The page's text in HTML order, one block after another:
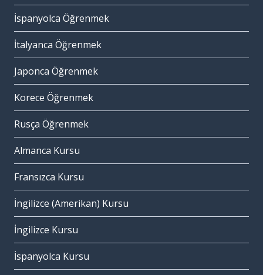
İspanyolca Öğrenmek
İtalyanca Öğrenmek
Japonca Öğrenmek
Korece Öğrenmek
Rusça Öğrenmek
Almanca Kursu
Fransızca Kursu
İngilizce (Amerikan) Kursu
İngilizce Kursu
İspanyolca Kursu